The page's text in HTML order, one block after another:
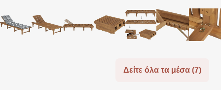
Δείτε όλα τα μέσα (7)